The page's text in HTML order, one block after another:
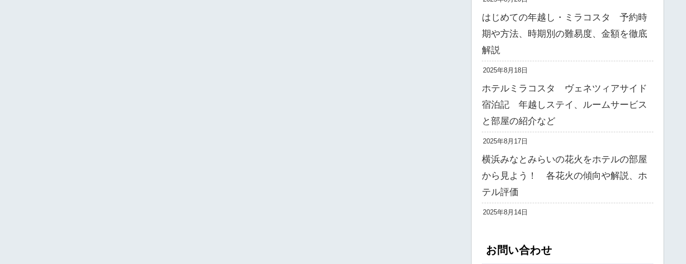
はじめての年越し・ミラコスタ 予約時
期や方法、時期別の難易度、金額を徹底
解説
2025年8月18日
ホテルミラコスタ ヴェネツィアサイド
宿泊記 年越しステイ、ルームサービス
と部屋の紹介など
2025年8月17日
横浜みなとみらいの花火をホテルの部屋
から見よう！ 各花火の傾向や解説、ホ
テル評価
2025年8月14日
お問い合わせ